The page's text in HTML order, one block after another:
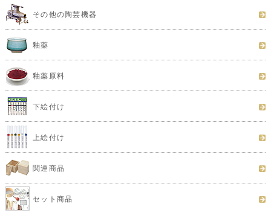
その他の陶芸機器
釉薬
釉薬原料
下絵付け
上絵付け
関連商品
セット商品